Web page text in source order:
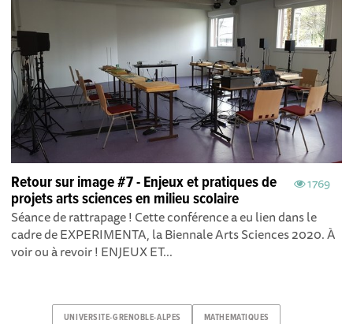
1769
Retour sur image #7 - Enjeux et pratiques de
projets arts sciences en milieu scolaire
Séance de rattrapage ! Cette conférence a eu lien dans le
cadre de EXPERIMENTA, la Biennale Arts Sciences 2020. À
voir ou à revoir ! ENJEUX ET...
UNIVERSITE-GRENOBLE-ALPES MATHEMATIQUES